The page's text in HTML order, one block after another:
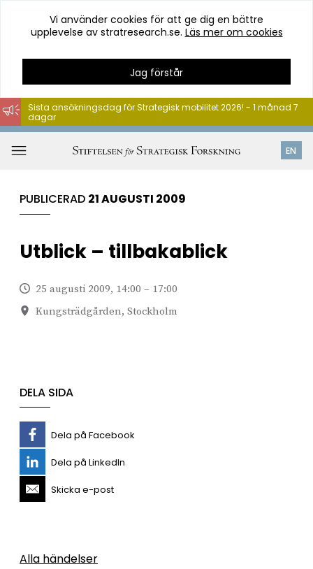
Hoppa
till
innehåll
Vi använder cookies för att ge dig en bättre
upplevelse av stratresearch.se. Läs mer om cookies
Jag förstår
EN
Sista ansökningsdag för Strategisk mobilitet 2026! - 1 månad 7
dagar
PUBLICERAD 21 AUGUSTI 2009
Utblick – tillbakablick
25 augusti 2009, 14:00 – 17:00
Kungsträdgården, Stockholm
DELA SIDA
Dela på Facebook
Dela på LinkedIn
Skicka e-post
Alla händelser